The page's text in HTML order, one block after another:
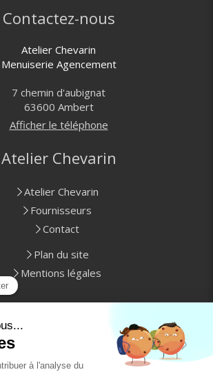
Contactez-nous
Atelier Chevarin
Menuiserie Agencement
7 chemin d'aubignat
63600 Ambert
Afficher le téléphone
Atelier Chevarin
Atelier Chevarin
Fournisseurs
Contact
Plan du site
Mentions légales
Prestations
et menuiserie extérieure